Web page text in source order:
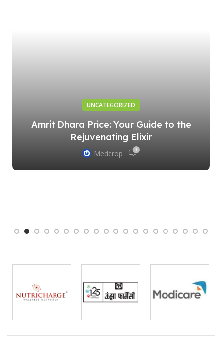
UNCATEGORIZED
Amrit Dhara Price: Your Guide to the
Rejuvenating Elixir
Meddrop 0